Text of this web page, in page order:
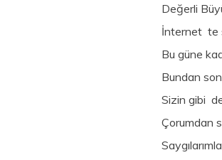
Değerli
İnternet te
Bu güne
Bundan
Sizin gibi
Çorumdan